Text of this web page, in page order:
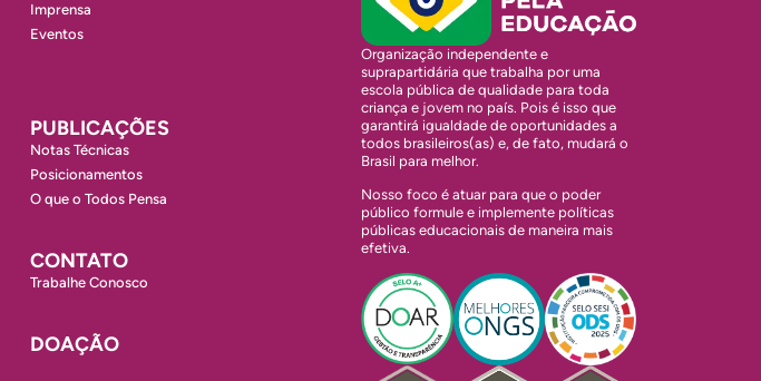
Imprensa
Eventos
PUBLICAÇÕES
Notas Técnicas
Posicionamentos
O que o Todos Pensa
CONTATO
Trabalhe Conosco
DOAÇÃO
Organização independente e
suprapartidária que trabalha por uma
escola pública de qualidade para toda
criança e jovem no país. Pois é isso que
garantirá igualdade de oportunidades a
todos brasileiros(as) e, de fato, mudará o
Brasil para melhor.
Nosso foco é atuar para que o poder
público formule e implemente políticas
públicas educacionais de maneira mais
efetiva.